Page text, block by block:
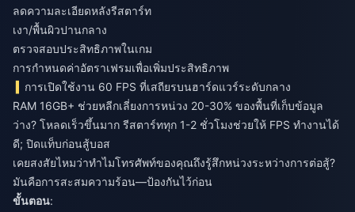
ลดความละเอียดหลังรีสตาร์ท
เงา/พื้นผิวปานกลาง
ตรวจสอบประสิทธิภาพในเกม
การกำหนดค่าอัตราเฟรมเพื่อเพิ่มประสิทธิภาพ
การเปิดใช้งาน 60 FPS ที่เสถียรบนฮาร์ดแวร์ระดับกลาง
RAM 16GB+ ช่วยหลีกเลี่ยงการหน่วง 20-30% ของพื้นที่เก็บข้อมูล
ว่าง? โหลดเร็วขึ้นมาก รีสตาร์ททุก 1-2 ชั่วโมงช่วยให้ FPS ทำงานได้
ดี; ปิดแท็บก่อนสู้บอส
เคยสงสัยไหมว่าทำไมโทรศัพท์ของคุณถึงรู้สึกหน่วงระหว่างการต่อสู้?
มันคือการสะสมความร้อน—ป้องกันไว้ก่อน
ขั้นตอน: